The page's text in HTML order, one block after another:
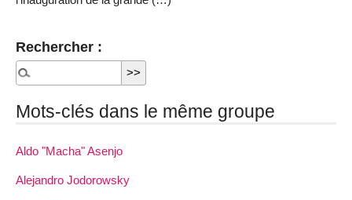
Rechercher :
Mots-clés dans le même groupe
Aldo "Macha" Asenjo
Alejandro Jodorowsky